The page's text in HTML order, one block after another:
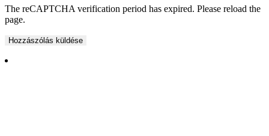
The reCAPTCHA verification period has expired. Please reload the
page.